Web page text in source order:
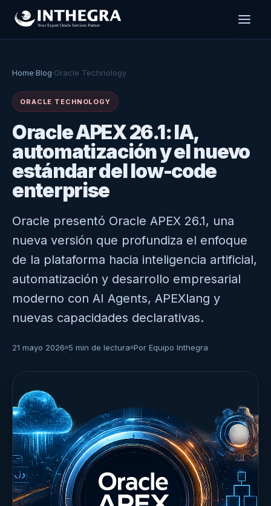
Home·Blog·Oracle Technology
ORACLE TECHNOLOGY
Oracle APEX 26.1: IA,
automatización y el nuevo
estándar del low-code
enterprise
Oracle presentó Oracle APEX 26.1, una
nueva versión que profundiza el enfoque
de la plataforma hacia inteligencia artificial,
automatización y desarrollo empresarial
moderno con AI Agents, APEXlang y
nuevas capacidades declarativas.
21 mayo 2026· 5 min de lectura·Por Equipo Inthegra